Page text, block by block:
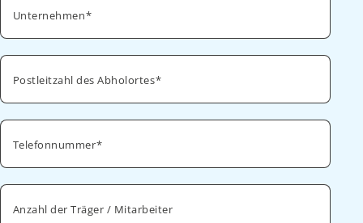
Unternehmen
Postleitzahl des Abholortes
Telefonnummer
Anzahl der Träger / Mitarbeiter